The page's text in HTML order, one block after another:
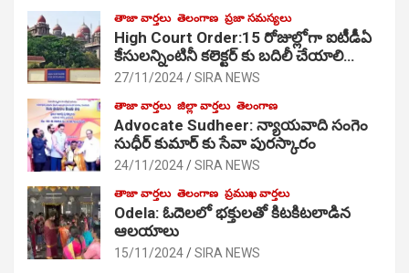
తాజా వార్తలు తెలంగాణ ప్రజా సమస్యలు
High Court Order:15 రోజుల్లోగా ఐటీడీఏ
కేసులన్నింటినీ కలెక్టర్ కు బదిలీ చేయాలి…
27/11/2024 SIRA NEWS
తాజా వార్తలు జిల్లా వార్తలు తెలంగాణ
Advocate Sudheer: న్యాయవాది సంగెం
సుధీర్ కుమార్ కు సేవా పురస్కారం
24/11/2024 SIRA NEWS
తాజా వార్తలు తెలంగాణ ప్రముఖ వార్తలు
Odela: ఓదెల‌లో భక్తులతో కిటకిటలాడిన
ఆల‌యాలు
15/11/2024 SIRA NEWS